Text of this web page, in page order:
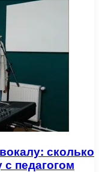
сколько
с педагогом